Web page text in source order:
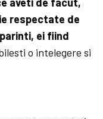
respectate de
ei fiind
o intelegere si